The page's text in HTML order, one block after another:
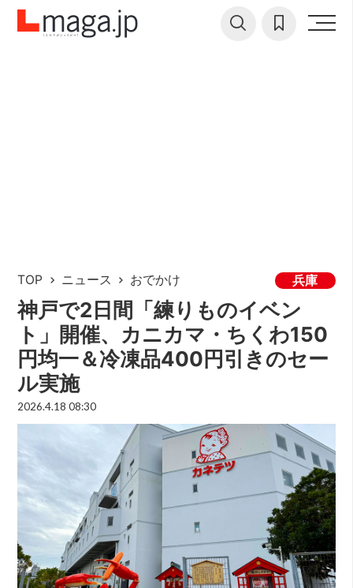
TOP ニュース おでかけ 兵庫
神戸で2日間「練りものイベン
ト」開催、カニカマ・ちくわ150
円均一＆冷凍品400円引きのセー
ル実施
2026.4.18 08:30